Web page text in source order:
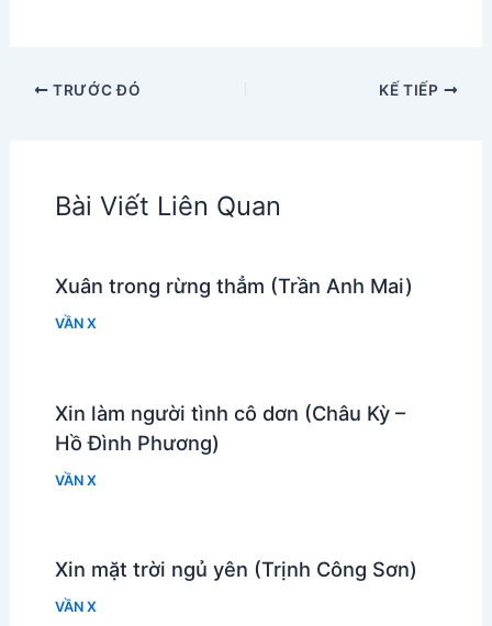
TRƯỚC ĐÓ KẾ TIẾP
Bài Viết Liên Quan
Xuân trong rừng thẳm (Trần Anh Mai)
VẦN X
Xin làm người tình cô dơn (Châu Kỳ –
Hồ Đình Phương)
VẦN X
Xin mặt trời ngủ yên (Trịnh Công Sơn)
VẦN X